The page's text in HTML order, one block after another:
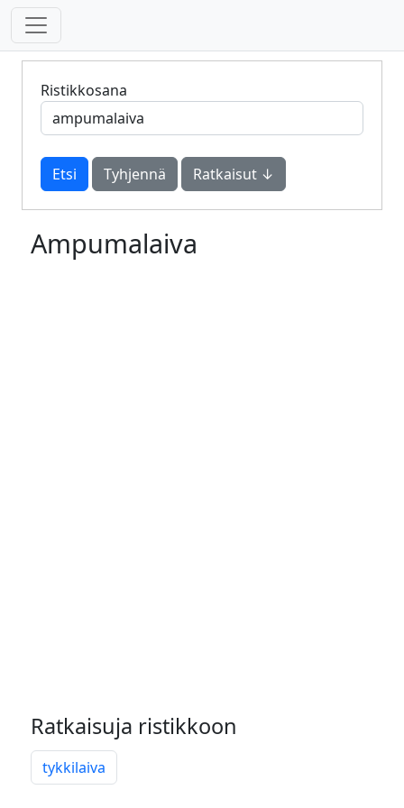
Ristikkosana
Tyhjennä Ratkaisut ↓
Ampumalaiva
Ratkaisuja ristikkoon
tykkilaiva